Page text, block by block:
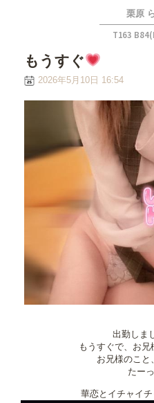
栗原
T163
もうすぐ
2026年5月10日 16:54
出勤しま
もうすぐで、お
お兄様のこ
たー
華恋とイチャイ